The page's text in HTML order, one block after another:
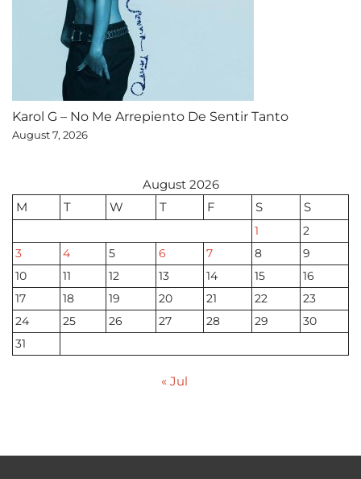
Karol G – No Me Arrepiento De Sentir Tanto
August 7, 2026
August 2026
M
T W T F S S
1
2
3
4 5 6 7 8
9
10
11 12 13 14 15
16
17
18 19 20 21 22
23
24
25 26 27 28 29
30
31
« Jul